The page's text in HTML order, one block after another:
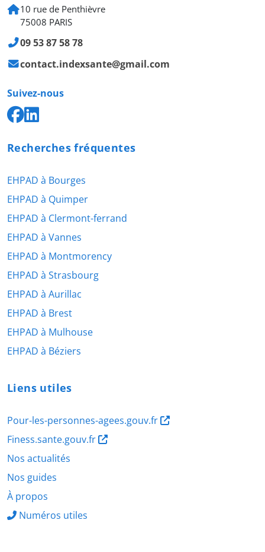
10 rue de Penthièvre
75008 PARIS
09 53 87 58 78
contact.indexsante@gmail.com
Suivez-nous
Recherches fréquentes
EHPAD à Bourges
EHPAD à Quimper
EHPAD à Clermont-ferrand
EHPAD à Vannes
EHPAD à Montmorency
EHPAD à Strasbourg
EHPAD à Aurillac
EHPAD à Brest
EHPAD à Mulhouse
EHPAD à Béziers
Liens utiles
Pour-les-personnes-agees.gouv.fr
Finess.sante.gouv.fr
Nos actualités
Nos guides
À propos
Numéros utiles